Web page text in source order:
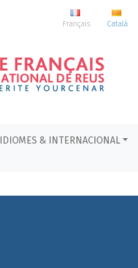
Français Català
IDIOMES & INTERNACIONAL